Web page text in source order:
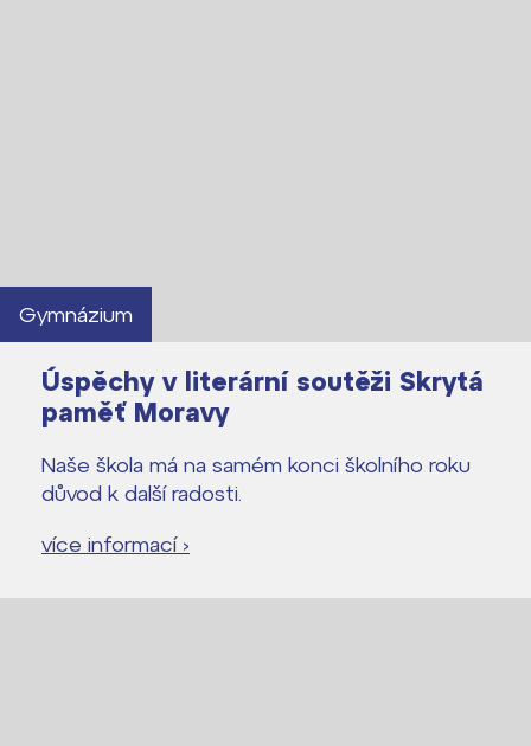
Gymnázium
Úspěchy v literární soutěži Skrytá
paměť Moravy
Naše škola má na samém konci školního roku
důvod k další radosti.
více informací ›
Lidé často hledají
Proč se stát studentem Gymnázia